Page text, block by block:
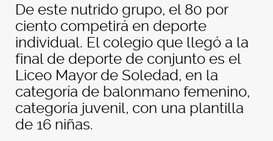
De este nutrido grupo, el 80 por
ciento competirá en deporte
individual. El colegio que llegó a la
final de deporte de conjunto es el
Liceo Mayor de Soledad, en la
categoría de balonmano femenino,
categoría juvenil, con una plantilla
de 16 niñas.